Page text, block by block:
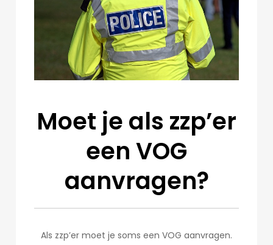
Moet je als zzp’er
een VOG
aanvragen?
Als zzp’er moet je soms een VOG aanvragen.